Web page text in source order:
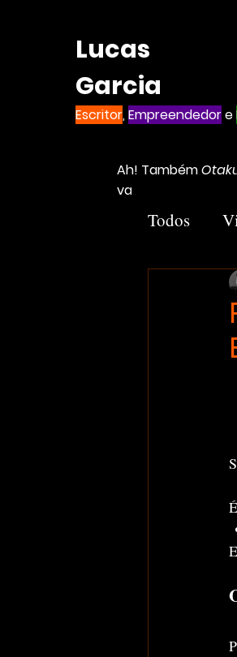
Lucas
Garcia
Escritor,Empreendedore
Ah! Também
vagas
Todos